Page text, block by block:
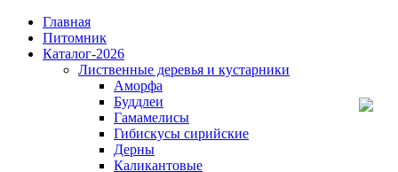
Главная
Питомник
Каталог-2026
Лиственные деревья и кустарники
Аморфа
Буддлеи
Гамамелисы
Гибискусы сирийские
Дерны
Каликантовые